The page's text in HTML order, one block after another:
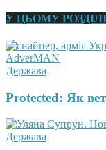
У ЦЬОМУ РОЗДІЛІ
Держава
Protected: Як
Держава